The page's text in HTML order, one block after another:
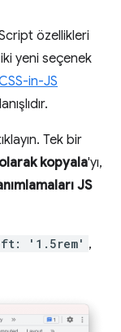
özellikleri
yeni seçenek
in-JS
Tek bir
olarak kopyala'yı,
JS
'1.5rem' ,